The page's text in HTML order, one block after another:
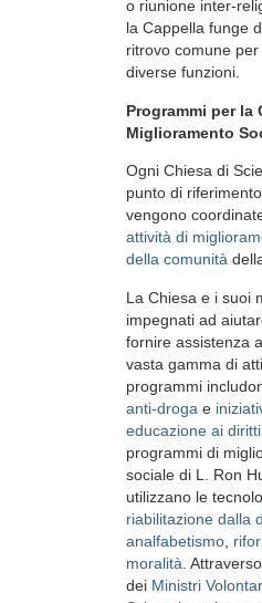
o riunione inter-
la Cappella funge
ritrovo comune per
diverse funzioni.
Programmi per la
Miglioramento
Ogni Chiesa di
punto di
vengono
attività di
della comunità
La Chiesa e i suoi
impegnati ad
fornire assistenza
vasta gamma di
programmi
anti-droga e
educazione ai
programmi di
sociale di L. Ron
utilizzano le
riabilitazione dalla
analfabetismo
moralità .
dei Ministri